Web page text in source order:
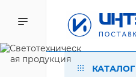
КАТАЛОГ